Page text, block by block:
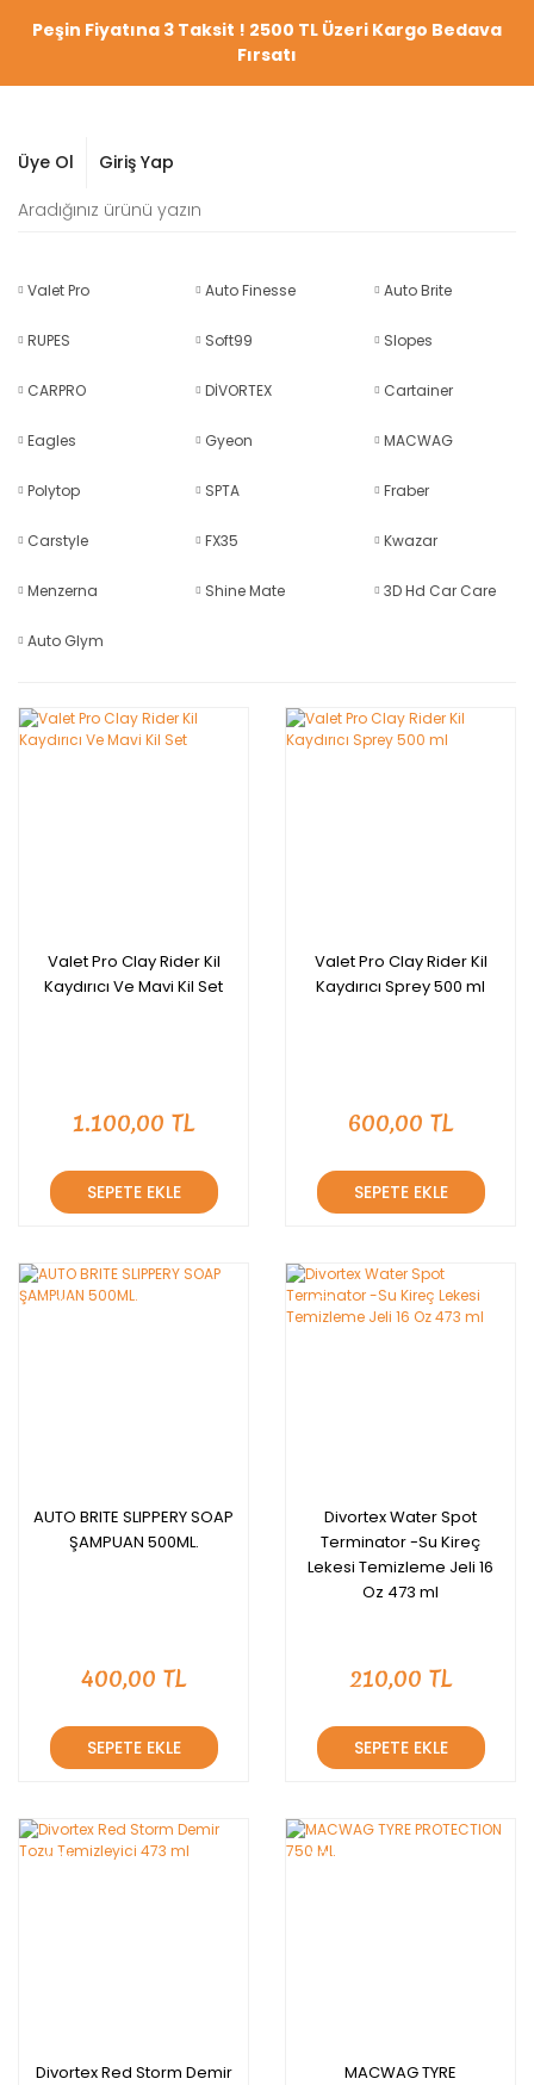
Peşin Fiyatına 3 Taksit ! 2500 TL Üzeri Kargo Bedava
Fırsatı
Üye Ol Giriş Yap
Valet Pro Auto Finesse Auto Brite
RUPES Soft99 Slopes
CARPRO DİVORTEX Cartainer
Eagles Gyeon MACWAG
Polytop SPTA Fraber
Carstyle FX35 Kwazar
Menzerna Shine Mate 3D Hd Car Care
Auto Glym
Valet Pro Clay Rider Kil
Kaydırıcı Ve Mavi Kil Set
1.100,00 TL
SEPETE EKLE
Valet Pro Clay Rider Kil
Kaydırıcı Sprey 500 ml
600,00 TL
SEPETE EKLE
YENİ
AUTO BRITE SLIPPERY SOAP
ŞAMPUAN 500ML.
400,00 TL
SEPETE EKLE
YENİ
Divortex Water Spot
Terminator -Su Kireç
Lekesi Temizleme Jeli 16
Oz 473 ml
210,00 TL
SEPETE EKLE
YENİ
Divortex Red Storm Demir
YENİ
MACWAG TYRE